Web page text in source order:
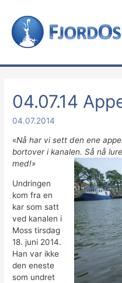
04.07.14
04.07.2014
«Nå har vi sett den ene
bortover i kanalen. Så nå
med!»
Undringen
kom fra en
kar som satt
ved kanalen i
Moss tirsdag
18. juni 2014.
Han var ikke
den eneste
som undret